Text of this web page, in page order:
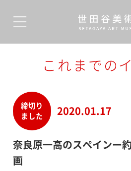
これまでの
締切り
ました
2020.01.17
奈良原一高のスペインー
画